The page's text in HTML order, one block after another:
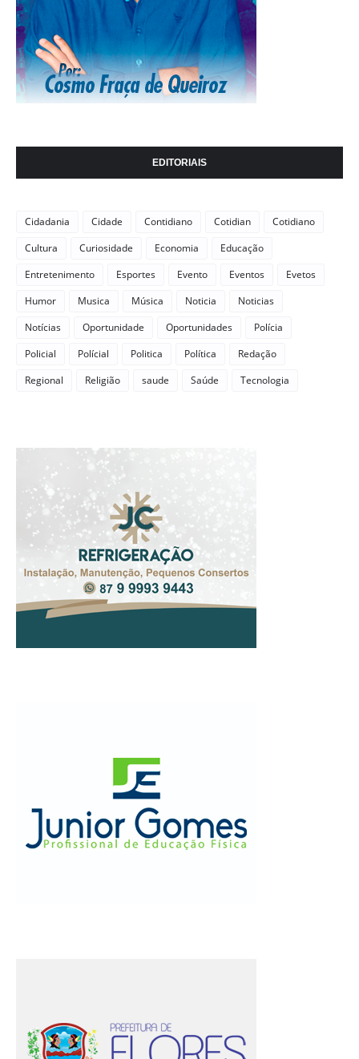
EDITORIAIS
Cidadania Cidade Contidiano Cotidian
Cotidiano
Cultura
Curiosidade Economia
Educação
Entretenimento
Esportes Evento Eventos
Evetos
Humor
Musica Música Noticia
Noticias
Notícias
Oportunidade Oportunidades
Polícia
Policial
Polícial Politica Política
Redação
Regional
Religião saude Saúde Tecnologia